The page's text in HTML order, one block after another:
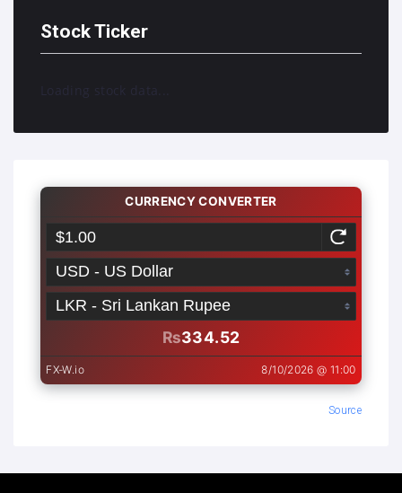
Stock Ticker
Loading stock data...
Source